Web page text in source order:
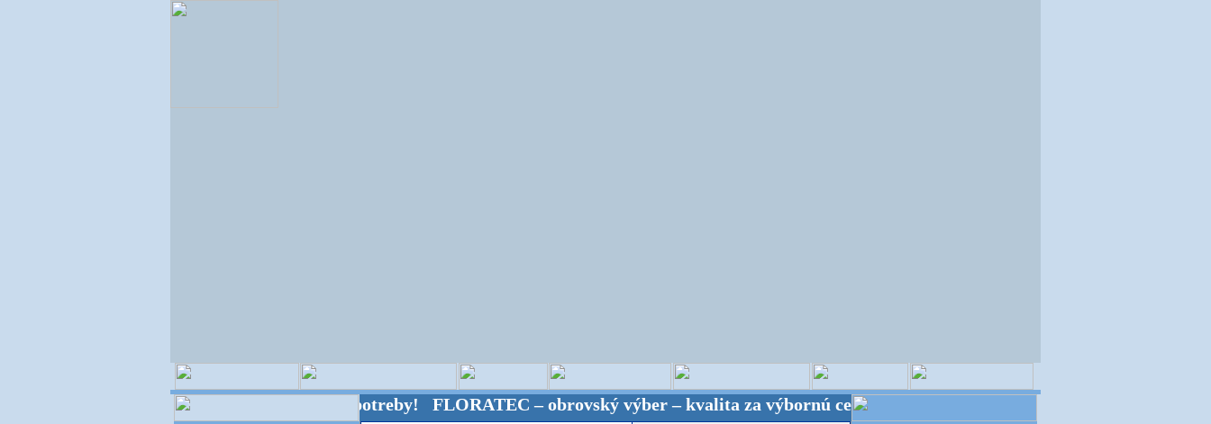
– špecialista na floristické potreby! FLORATEC – obrovský výber – kvalita za výbornú cenu! Budete obslúľení z nášho nemeckého